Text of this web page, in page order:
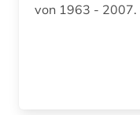
eth zürich (1)
von 1963 - 2007.